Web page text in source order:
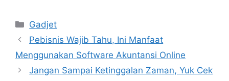
Search
Search